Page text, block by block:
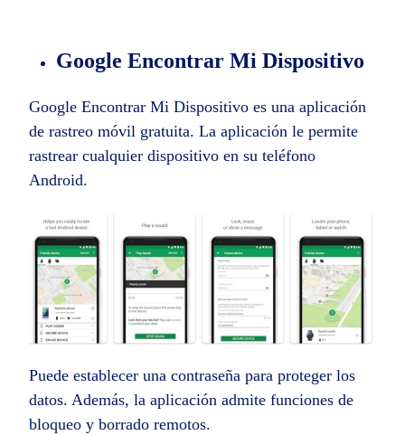
Google Encontrar Mi Dispositivo
Google Encontrar Mi Dispositivo es una aplicación
de rastreo móvil gratuita. La aplicación le permite
rastrear cualquier dispositivo en su teléfono
Android.
Puede establecer una contraseña para proteger los
datos. Además, la aplicación admite funciones de
bloqueo y borrado remotos.